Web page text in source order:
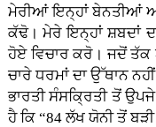
ਮੇਰੀਆਂ ਇਨ੍ਹਾਂ ਬੇਨਤੀਆਂ
ਕੱਢੋ। ਮੇਰੇ ਇਨ੍ਹਾਂ ਸ਼ਬਦਾਂ
ਹੋਏ ਵਿਚਾਰ ਕਰੋ। ਜਦੋਂ ਤੱਕ
ਚਾਰੇ ਧਰਮਾਂ ਦਾ ਉੱਥਾਨ
ਭਾਰਤੀ ਸੰਸਕ੍ਰਿਤੀ ਤੋਂ
ਹੈ ਕਿ “84 ਲੱਖ ਯੋਨੀ ਤੋਂ